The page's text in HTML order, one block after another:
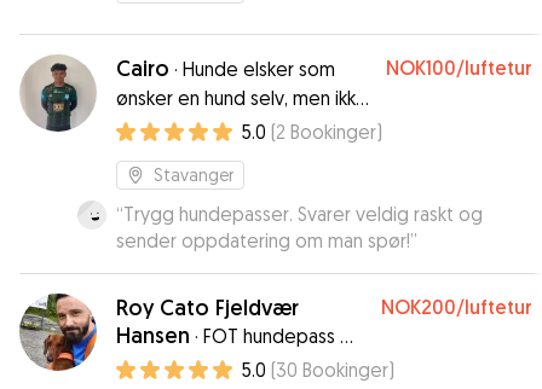
Cairo · Hunde elsker som
ønsker en hund selv, men ikke
kan få en enda
NOK100/luftetur
5.0 (2 Bookinger)
Stavanger
“Trygg hundepasser. Svarer veldig raskt og
sender oppdatering om man spør!”
Roy Cato Fjeldvær
Hansen · FOT hundepass 🐶
Frihet-Omsorg-Trygghet🐶
NOK200/luftetur
5.0 (30 Bookinger)